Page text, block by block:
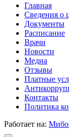
Главная
Сведения о
Документы
Расписание
Врачи
Новости
Медиа
Отзывы
Платные
Контакты
Политика
Работает на: